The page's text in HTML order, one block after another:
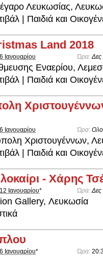
Λευκωσίας,
| Παιδιά και
Land 2018
6 Ιανουαρίου Ώρα:Δες
Εναερίου,
| Παιδιά και
6 Ιανουαρίου Ώρα:
Χριστουγέννων,
| Παιδιά και
- Χάρης
12 Ιανουαρίου* Ώρα:Δες
Gallery, Λευκωσία
Ιανουαρίου* Ώρα: